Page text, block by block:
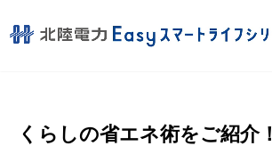
くらしの省エネ術をご紹介！